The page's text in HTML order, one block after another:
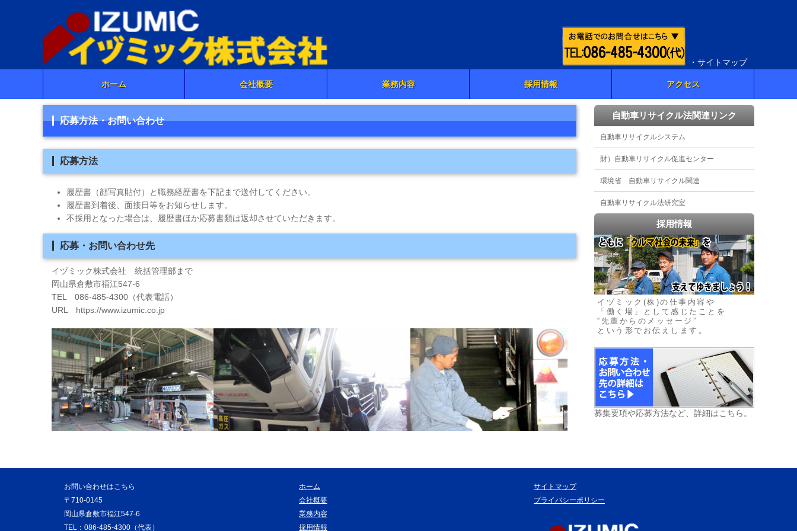
・サイトマップ
ホーム 会社概要 業務内容 採用情報 アクセス
応募方法・お問い合わせ
応募方法
履歴書（顔写真貼付）と職務経歴書を下記まで送付してください。
履歴書到着後、面接日等をお知らせします。
不採用となった場合は、履歴書ほか応募書類は返却させていただきます。
応募・お問い合わせ先
イヅミック株式会社 統括管理部まで
岡山県倉敷市福江547-6
TEL 086-485-4300（代表電話）
URL https://www.izumic.co.jp
自動車リサイクル法関連リンク
自動車リサイクルシステム
財）自動車リサイクル促進センター
環境省 自動車リサイクル関連
自動車リサイクル法研究室
採用情報
イヅミック(株)の仕事内容や
「働く場」として感じたことを
“先輩からのメッセージ”
という形でお伝えします。
募集要項や応募方法など、詳細はこちら。
お問い合わせはこちら
〒710-0145
岡山県倉敷市福江547-6
TEL：086-485-4300（代表）
ホーム
会社概要
業務内容
採用情報
サイトマップ
プライバシーポリシー